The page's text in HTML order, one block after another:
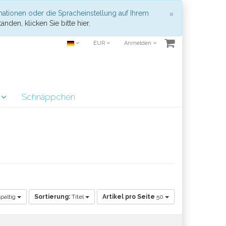
×
oder die Spracheinstellung auf Ihrem
klicken Sie bitte hier.
EUR Anmelden
Schnäppchen
Sortierung: Titel Artikel pro Seite 50